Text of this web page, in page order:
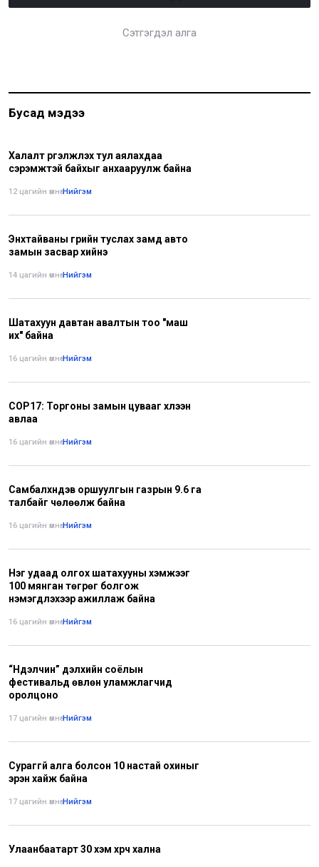
Сэтгэгдэл алга
Бусад мэдээ
Халалт үргэлжлэх тул аялахдаа
сэрэмжтэй байхыг анхааруулж байна
12 цагийн өмнө•Нийгэм
Энхтайваны гүүрийн туслах замд авто
замын засвар хийнэ
14 цагийн өмнө•Нийгэм
Шатахуун давтан авалтын тоо "маш
их" байна
16 цагийн өмнө•Нийгэм
COP17: Торгоны замын цувааг хүлээн
авлаа
16 цагийн өмнө•Нийгэм
Самбалхүндэв оршуулгын газрын 9.6 га
талбайг чөлөөлж байна
16 цагийн өмнө•Нийгэм
Нэг удаад олгох шатахууны хэмжээг
100 мянган төгрөг болгож
нэмэгдүүлэхээр ажиллаж байна
16 цагийн өмнө•Нийгэм
“Нүүдэлчин” дэлхийн соёлын
фестивальд өвлөн уламжлагчид
оролцоно
17 цагийн өмнө•Нийгэм
Сураггүй алга болсон 10 настай охиныг
эрэн хайж байна
17 цагийн өмнө•Нийгэм
Улаанбаатарт 30 хэм хүрч хална